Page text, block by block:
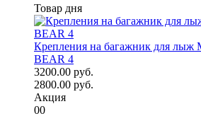
Товар дня
Крепления на багажник для
BEAR 4
3200.00 руб.
2800.00 руб.
Акция
00